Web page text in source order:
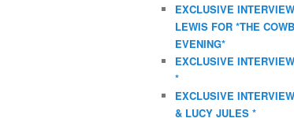
EXCLUSIVE
LEWIS FOR *THE
EVENING*
EXCLUSIVE
*
EXCLUSIVE
& LUCY JULES *